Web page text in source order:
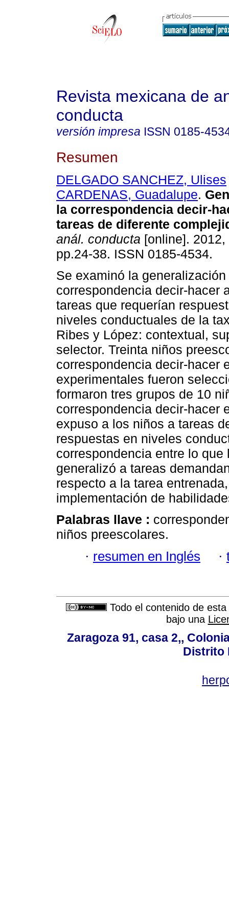
Revista mexicana de
conducta
versión impresa ISSN 0185-
Resumen
DELGADO SANCHEZ, Ulises
CARDENAS, Guadalupe.
la correspondencia decir-
tareas de diferente
anál. conducta [online].
pp.24-38. ISSN 0185-4534.
Se examinó la
correspondencia decir-hacer
tareas que requerían
niveles conductuales de la
Ribes y López: contextual,
selector. Treinta niños
correspondencia decir-hacer
experimentales fueron
formaron tres grupos de 10
correspondencia decir-hacer
expuso a los niños a tareas
respuestas en niveles
correspondencia entre lo
generalizó a tareas
respecto a la tarea
implementación de
Palabras llave :
niños preescolares.
· resumen en Inglés ·
Todo el contenido de
bajo una
Zaragoza 91, casa 2,,
Distrito